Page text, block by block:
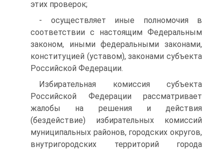
этих проверок;
- осуществляет иные полномочия в
соответствии с настоящим Федеральным
законом, иными федеральными законами,
конституцией (уставом), законами субъекта
Российской Федерации.
Избирательная комиссия субъекта
Российской Федерации рассматривает
жалобы на решения и действия
(бездействие) избирательных комиссий
муниципальных районов, городских округов,
внутригородских территорий города